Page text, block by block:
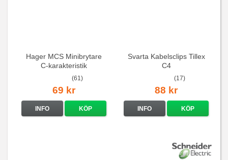
Hager MCS Minibrytare
C-karakteristik
QuickConnect
(61)
69 kr
INFO KÖP
Svarta Kabelsclips Tillex
C4
(17)
88 kr
INFO KÖP